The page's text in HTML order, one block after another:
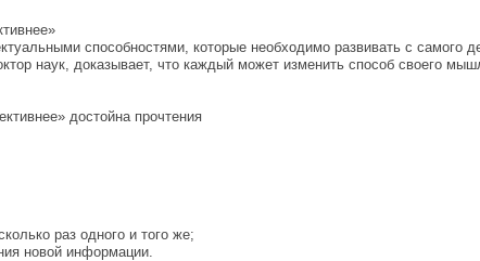
способностями, которые необходимо развивать с самого
наук, доказывает, что каждый может изменить способ своего
достойна прочтения
раз одного и того же;
новой информации.